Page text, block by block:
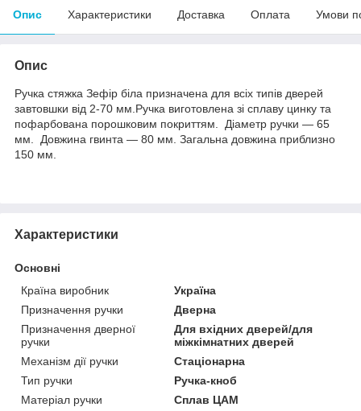
Опис Характеристики Доставка Оплата Умови
Опис
Ручка стяжка Зефір біла призначена для всіх типів дверей
завтовшки від 2-70 мм.Ручка виготовлена зі сплаву цинку та
пофарбована порошковим покриттям. Діаметр ручки — 65
мм. Довжина гвинта — 80 мм. Загальна довжина приблизно
150 мм.
Характеристики
Основні
Країна виробник
Україна
Призначення ручки
Дверна
Призначення дверної
ручки
Для вхідних дверей/для
міжкімнатних дверей
Механізм дії ручки
Стаціонарна
Тип ручки
Ручка-кноб
Матеріал ручки
Сплав ЦАМ